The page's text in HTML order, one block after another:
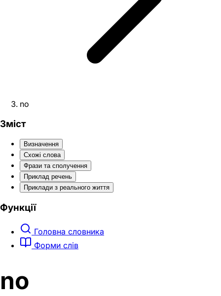
no
Зміст
Визначення
Схожі слова
Фрази та сполучення
Приклад речень
Приклади з реального життя
Функції
Головна словника
Форми слів
no